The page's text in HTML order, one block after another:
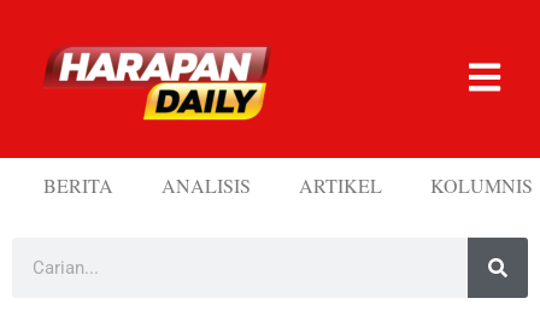
BERITA ANALISIS ARTIKEL KOLUMNIS